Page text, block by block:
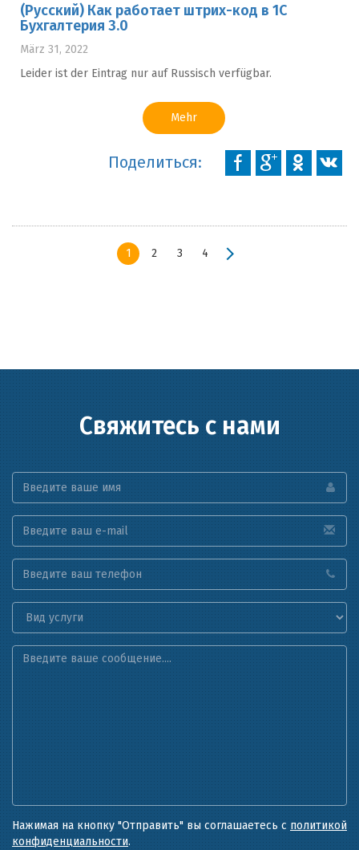
(Русский) Как работает штрих-код в 1С
Бухгалтерия 3.0
März 31, 2022
Leider ist der Eintrag nur auf Russisch verfügbar.
Mehr
Поделиться:
1 2 3 4
Свяжитесь с нами
Нажимая на кнопку "Отправить" вы соглашаетесь с политикой
конфиденциальности.